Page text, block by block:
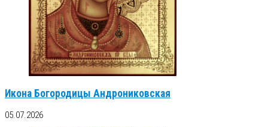
Икона Богородицы Андрониковская
05.07.2026